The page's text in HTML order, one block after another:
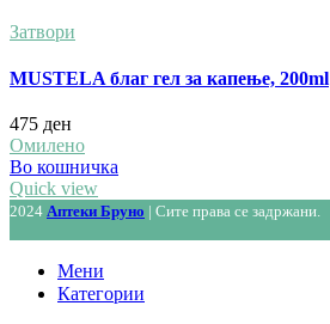
Затвори
MUSTELA благ гел за капење, 200ml
475 ден
Омилено
Во кошничка
Quick view
2024 Аптеки Бруно | Сите права се задржани.
Мени
Категории